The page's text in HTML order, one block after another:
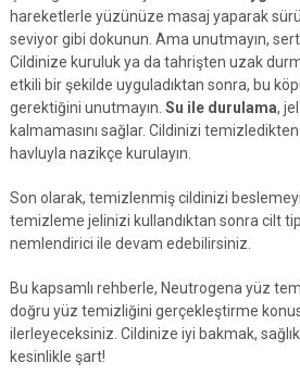
hareketlerle yüzünüze masaj yaparak
seviyor gibi dokunun. Ama unutmayın,
Cildinize kuruluk ya da tahrişten uzak
etkili bir şekilde uyguladıktan sonra, bu
gerektiğini unutmayın. Su ile durulama,
kalmamasını sağlar. Cildinizi
havluyla nazikçe kurulayın.
Son olarak, temizlenmiş cildinizi
temizleme jelinizi kullandıktan sonra cilt
nemlendirici ile devam edebilirsiniz.
Bu kapsamlı rehberle, Neutrogena yüz
doğru yüz temizliğini gerçekleştirme
ilerleyeceksiniz. Cildinize iyi bakmak,
kesinlikle şart!